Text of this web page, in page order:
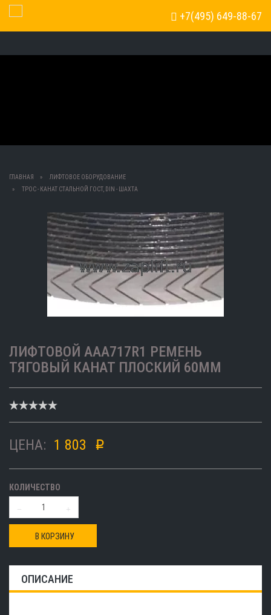
+7(495) 649-88-67
Toggle Navigation
ГЛАВНАЯ
ЛИФТОВОЕ ОБОРУДОВАНИЕ
ТРОС - КАНАТ СТАЛЬНОЙ ГОСТ, DIN - ШАХТА
ЛИФТОВОЙ AAA717R1 РЕМЕНЬ
ТЯГОВЫЙ КАНАТ ПЛОСКИЙ 60ММ
ЦЕНА: 1 803 p
КОЛИЧЕСТВО
В КОРЗИНУ
ОПИСАНИЕ